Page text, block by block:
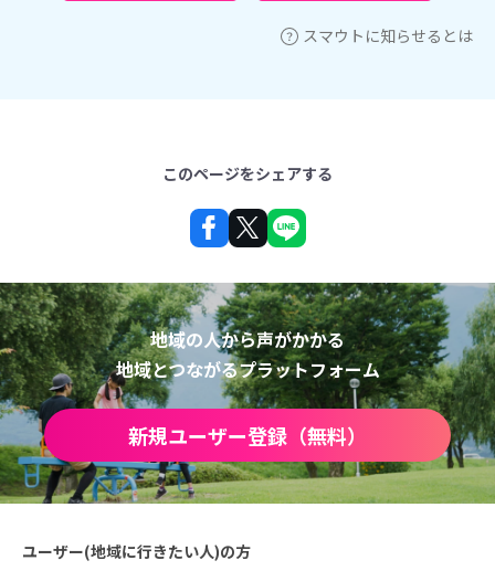
スマウトに知らせるとは
このページをシェアする
地域の人から声がかかる
地域とつながるプラットフォーム
新規ユーザー登録（無料）
ユーザー(地域に行きたい人)の方